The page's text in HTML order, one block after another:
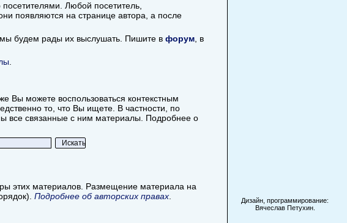
Любой посетитель,
появляются на странице автора, а после
мы будем рады их выслушать. Пишите вфорум , в
Вы можете воспользоваться контекстным
то, что Вы ищете. В частности, по
все связанные с ним материалы. Подробнее о
этих материалов. Размещение материала на
Подробнее об авторских правах
Дизайн, программирование:
Вячеслав Петухин.